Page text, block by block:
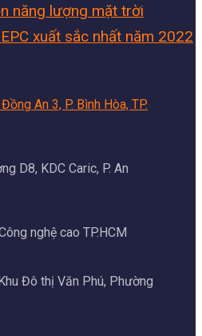
năng lượng mặt trời
xuất sắc nhất năm 2022
An 3, P. Bình Hòa, TP.
D8, KDC Caric, P. An
nghệ cao TP.HCM
Đô thị Văn Phú, Phường